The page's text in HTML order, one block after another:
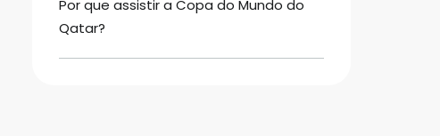
Por que assistir a Copa do Mundo do
Qatar?